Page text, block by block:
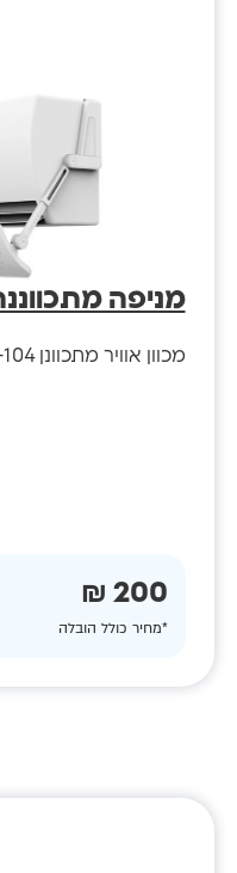
מניפה מתכווננת 70-
מכוון אוויר מתכוונן 70-104. מתאים למזגנים: 1-2 כ"ס.
200 ₪
*מחיר כולל הובלה